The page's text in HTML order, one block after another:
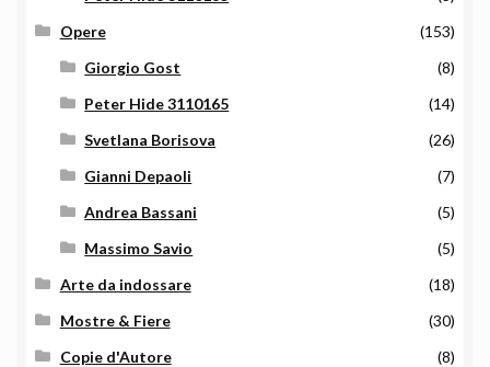
Opere
(153)
Giorgio Gost
(8)
Peter Hide 3110165
(14)
Svetlana Borisova
(26)
Gianni Depaoli
(7)
Andrea Bassani
(5)
Massimo Savio
(5)
Arte da indossare
(18)
Mostre & Fiere
(30)
Copie d'Autore
(8)